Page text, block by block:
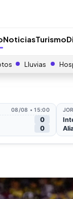
NoticiasTurismo
Lluvias